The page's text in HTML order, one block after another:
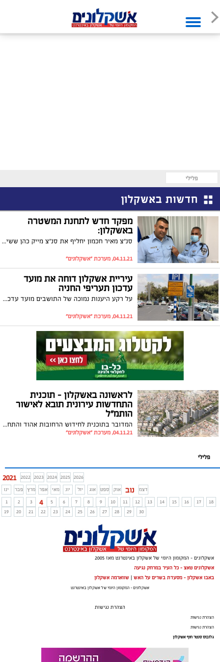
פלילי
חדשות באשקלון
מפקד חדש לתחנת המשטרה
באשקלון:
סנ"צ מאיר חכמון יחליף את סנ"צ מייק כהן ששימש בתפקידו שנה בלבד. ראש העירייה תומר גלאם בירך: "מצפים להמשיך ולעבוד יחד בשיתוף פעולה מלא כפי שהיה עד עתה, לחיזוק תחושת הביטחון האישי של תושבי העיר"
04.11.21, מערכת "אשקלונים"
עיריית אשקלון דוחה את מועד
עדכון תעריפי החניה
על רקע היענות נמוכה של התושבים מועד עדכון תעריפי החניה ברצועת החוף וברחבי העיר נדחה בחודשיים על מנת לאפשר לתושבים המעוניינים בתו להירשם ולקבל אותו. התו יעניק לתושבים תעריף חניה מוזל ברחבי העיר וחניה חינם ברצועת החוף
04.11.21, מערכת "אשקלונים"
לראשונה באשקלון - תוכנית
התחדשות עירונית תובא לאישור
הותמ״ל
המדובר בתוכנית לחידוש הרחובות אהוד והתחיה בשכונת גבעת ציון; ראש העיר, תומר גלאם: ״בשורה של ממש כמענה לשיקום השכונה הוותיקה ומיגון הבניינים". בשבוע הבא תובא לאישור הותמ״ל (הוועדה הארצית לתכנון ובנייה) ולראשונה באשקלון תוכנית להתחדשות עירונית.
04.11.21, מערכת "אשקלונים"
פלילי
2021 2022 2023 2024 2025 2026
ינו
פבר מרץ אפר מאי יונ יול אוג ספט אוק נוב
דצמ
1
2 3 4 5 6 7 8 9 10 11 12 13 14 15 16 17
18
19
20 21 22 23 24 25 26 27 28 29 30
אשקלונים - המקומון היומי של אשקלון באינטרנט מאז 2005
אשקלונים טאצ - כל העיר במרחק נגיעה
באבו אשקלון - מסעדת בשרים על האש | שווארמה אשקלון
אשקלונים - המקומון היומי של אשקלון באינטרנט
הצהרת נגישות
הצהרת נגישות
הצהרת נגישות
גלובוס סנטר חוף אשקלון